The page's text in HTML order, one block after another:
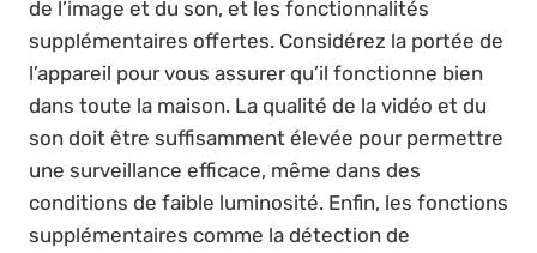
de l’image et du son, et les fonctionnalités
supplémentaires offertes. Considérez la portée de
l’appareil pour vous assurer qu’il fonctionne bien
dans toute la maison. La qualité de la vidéo et du
son doit être suffisamment élevée pour permettre
une surveillance efficace, même dans des
conditions de faible luminosité. Enfin, les fonctions
supplémentaires comme la détection de